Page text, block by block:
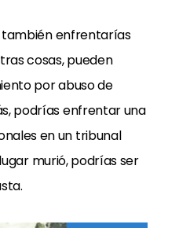
también enfrentarías
cosas, pueden
por abuso de
podrías enfrentar una
en un tribunal
murió, podrías ser